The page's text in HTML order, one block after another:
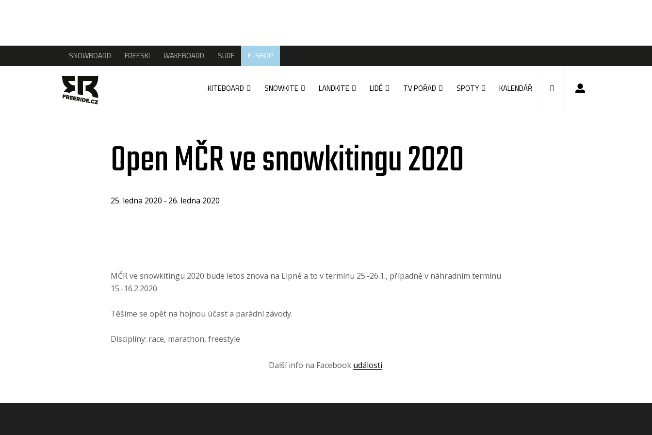
SNOWBOARD FREESKI WAKEBOARD SURF E-SHOP
KITEBOARD SNOWKITE LANDKITE LIDÉ TV POŘAD SPOTY KALENDÁŘ
Open MČR ve snowkitingu 2020
25. ledna 2020 ‐ 26. ledna 2020
MČR ve snowkitingu 2020 bude letos znova na Lipně a to v termínu 25.-26.1., případně v náhradním termínu
15.-16.2.2020.
Těšíme se opět na hojnou účast a parádní závody.
Disciplíny: race, marathon, freestyle
Další info na Facebook události.